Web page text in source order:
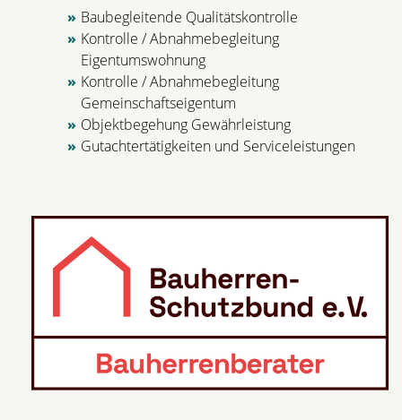
Baubegleitende Qualitätskontrolle
Kontrolle / Abnahmebegleitung
Eigentumswohnung
Kontrolle / Abnahmebegleitung
Gemeinschaftseigentum
Objektbegehung Gewährleistung
Gutachtertätigkeiten und Serviceleistungen